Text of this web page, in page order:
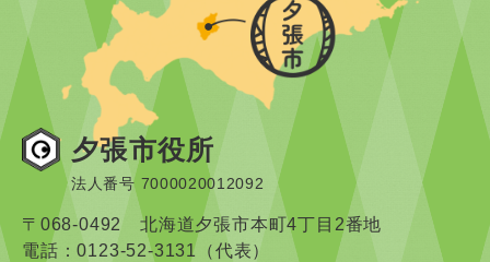
夕張市役所
法人番号 7000020012092
〒068-0492 北海道夕張市本町4丁目2番地
電話：0123-52-3131（代表）